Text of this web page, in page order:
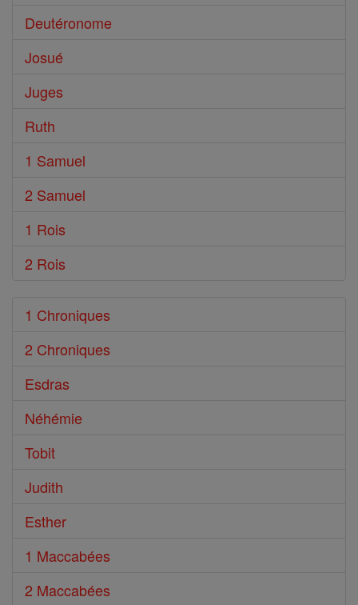
Deutéronome
Josué
Juges
Ruth
1 Samuel
2 Samuel
1 Rois
2 Rois
1 Chroniques
2 Chroniques
Esdras
Néhémie
Tobit
Judith
Esther
1 Maccabées
2 Maccabées